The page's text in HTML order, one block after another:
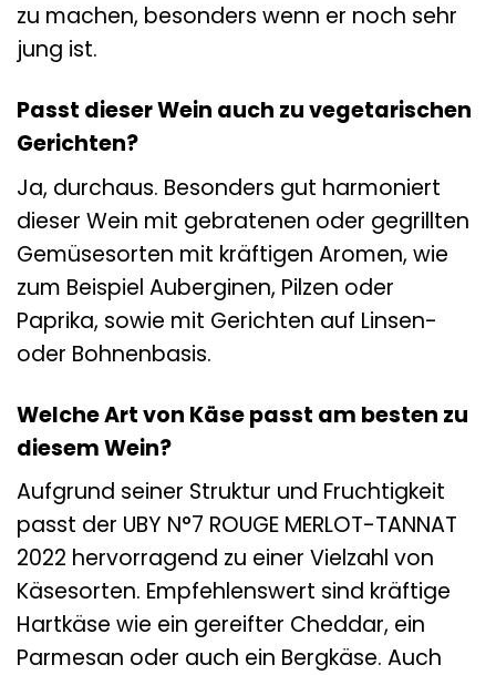
zu machen, besonders wenn er noch sehr
jung ist.
Passt dieser Wein auch zu vegetarischen
Gerichten?
Ja, durchaus. Besonders gut harmoniert
dieser Wein mit gebratenen oder gegrillten
Gemüsesorten mit kräftigen Aromen, wie
zum Beispiel Auberginen, Pilzen oder
Paprika, sowie mit Gerichten auf Linsen-
oder Bohnenbasis.
Welche Art von Käse passt am besten zu
diesem Wein?
Aufgrund seiner Struktur und Fruchtigkeit
passt der UBY N°7 ROUGE MERLOT-TANNAT
2022 hervorragend zu einer Vielzahl von
Käsesorten. Empfehlenswert sind kräftige
Hartkäse wie ein gereifter Cheddar, ein
Parmesan oder auch ein Bergkäse. Auch